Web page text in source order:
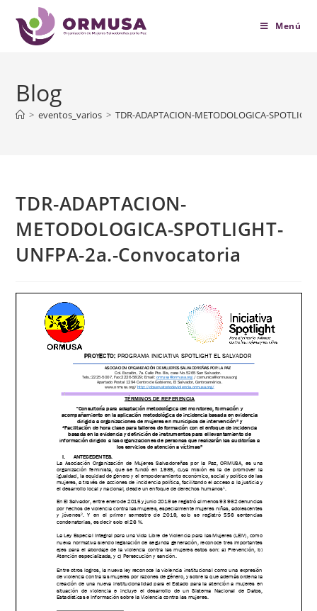
contenido
Menú
Blog
> eventos_varios > TDR-ADAPTACION-METODOLOGICA-
TDR-ADAPTACION-
METODOLOGICA-SPOTLIGHT-
UNFPA-2a.-Convocatoria